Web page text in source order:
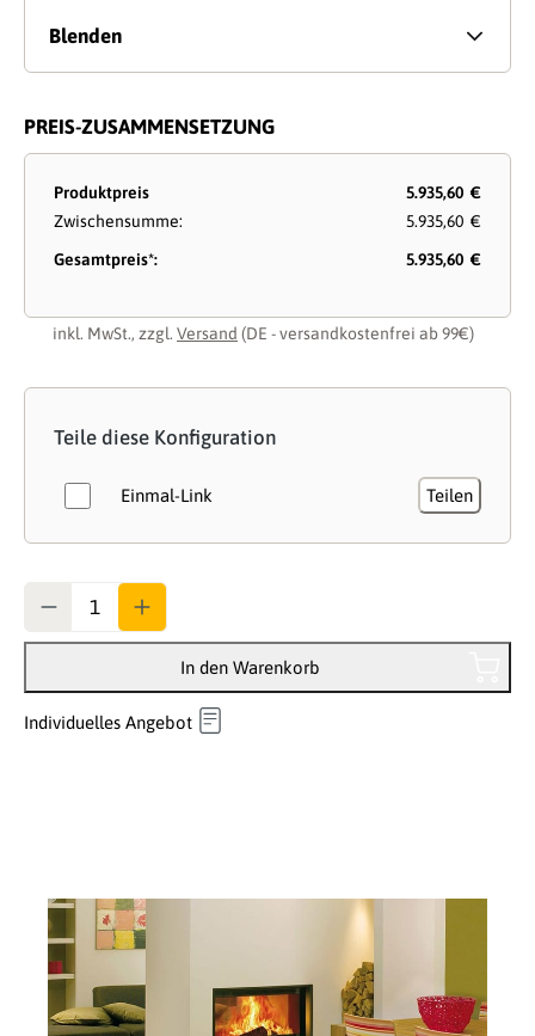
Blenden
PREIS-ZUSAMMENSETZUNG
Produktpreis
5.935,60 €
Zwischensumme:
5.935,60 €
Gesamtpreis*:
5.935,60 €
inkl. MwSt., zzgl. Versand (DE - versandkostenfrei ab 99€)
Teile diese Konfiguration
Einmal-Link Teilen
In den Warenkorb
Individuelles Angebot